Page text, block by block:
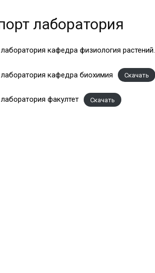
лаборатория
кафедра физиология растений.
кафедра биохимия Скачать
факултет Скачать